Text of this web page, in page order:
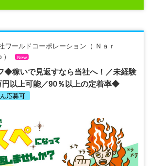
ワールドコーポレーション（ Ｎａｒ
）
New
◆稼いで見返すなら当社へ！／未経験
円以上可能／90％以上の定着率◆
応募可